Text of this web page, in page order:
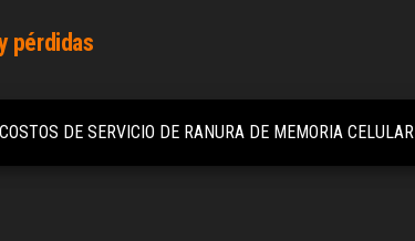
pérdidas
COSTOS DE SERVICIO DE RANURA DE MEMORIA CELULAR